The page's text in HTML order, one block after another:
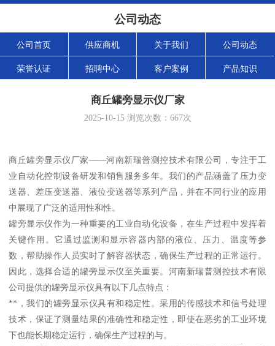
公司动态
公司首页 供应商机 关于我们 公司动态
荣誉认证 招聘中心 客户案例 产品知识
商丘罐旁显示仪厂家
2025-10-15浏览次数： 667次
商丘罐旁显示仪厂家——河南新瑞普测控技术有限公司，专注于工
业自动化控制设备研发和销售服务多年。我们的产品涵盖了压力变
送器、差压变送器、液位变送器等系列产品，并在不同行业的应用
中展现了广泛的适用性和性。
罐旁显示仪作为一种重要的工业自动化设备，在生产过程中发挥着
关键作用。它通过监测和显示容器内部的液位、压力、温度等参
数，帮助操作人员实时了解容器状态，确保生产过程的正常运行。
因此，选择合适的罐旁显示仪至关重要。河南新瑞普测控技术有限
公司提供的罐旁显示仪具有以下几点特点：
**，我们的罐旁显示仪具有和稳定性。采用的传感技术和信号处理
技术，保证了测量结果的准确性和稳定性，即使在恶劣的工业环境
下也能长期稳定运行，确保生产过程的与。